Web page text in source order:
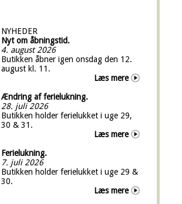
NYHEDER
Nyt om åbningstid.
4. august 2026
Butikken åbner igen onsdag den 12.
august kl. 11.
Læs mere
Ændring af ferielukning.
28. juli 2026
Butikken holder ferielukket i uge 29,
30 & 31.
Læs mere
Ferielukning.
7. juli 2026
Butikken holder ferielukket i uge 29 &
30.
Læs mere